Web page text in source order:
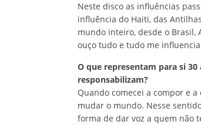
Neste disco as influências
influência do Haiti, das
mundo inteiro, desde o Brasil,
ouço tudo e tudo me
O que representam para si
responsabilizam?
Quando comecei a compor e
mudar o mundo. Nesse
forma de dar voz a quem não